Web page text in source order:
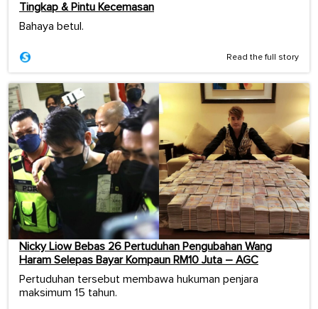
Tingkap & Pintu Kecemasan
Bahaya betul.
Read the full story
Nicky Liow Bebas 26 Pertuduhan Pengubahan Wang
Haram Selepas Bayar Kompaun RM10 Juta – AGC
Pertuduhan tersebut membawa hukuman penjara
maksimum 15 tahun.